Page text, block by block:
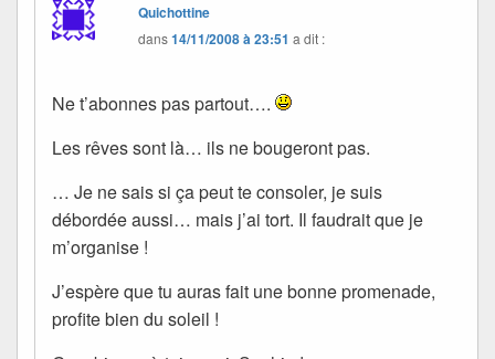
Quichottine
dans14/11/2008 à 23:51 a dit :
Ne t’abonnes pas partout….
Les rêves sont là… ils ne bougeront pas.
… Je ne sais si ça peut te consoler, je suis
débordée aussi… mais j’ai tort. Il faudrait que je
m’organise !
J’espère que tu auras fait une bonne promenade,
profite bien du soleil !